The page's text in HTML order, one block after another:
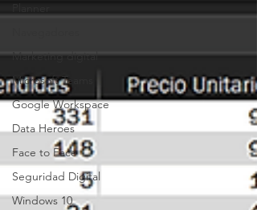
Planner
Marketing digital
Microsoft Teams
Google Workspace
Data Heroes
Face to Face
Seguridad Digital
Windows 10